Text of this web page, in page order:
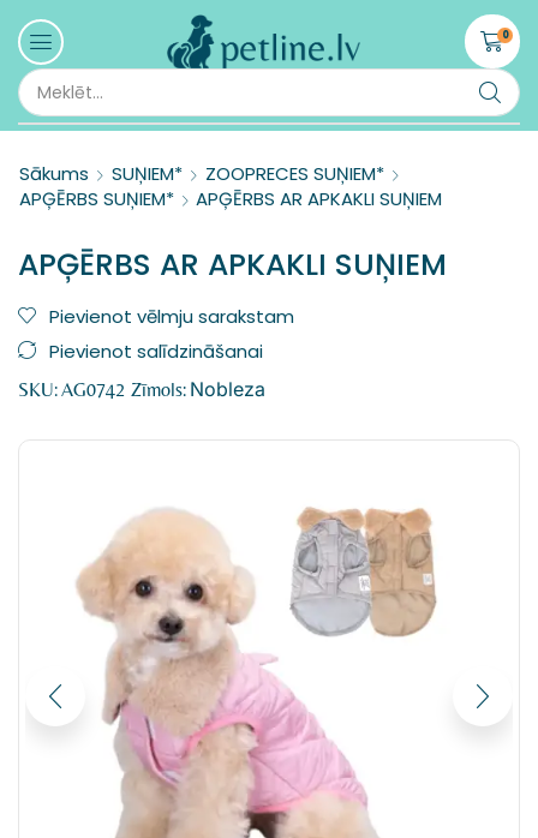
0
Sākums SUŅIEM*
ZOOPRECES SUŅIEM*
APĢĒRBS SUŅIEM*
APĢĒRBS AR APKAKLI SUŅIEM
APĢĒRBS AR APKAKLI SUŅIEM
Pievienot vēlmju sarakstam
Pievienot salīdzināšanai
SKU:AG0742 Zīmols: Nobleza